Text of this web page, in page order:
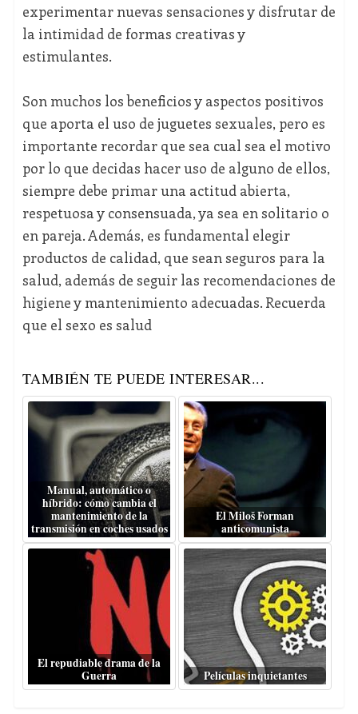
experimentar nuevas sensaciones y disfrutar de
la intimidad de formas creativas y
estimulantes.
Son muchos los beneficios y aspectos positivos
que aporta el uso de juguetes sexuales, pero es
importante recordar que sea cual sea el motivo
por lo que decidas hacer uso de alguno de ellos,
siempre debe primar una actitud abierta,
respetuosa y consensuada, ya sea en solitario o
en pareja. Además, es fundamental elegir
productos de calidad, que sean seguros para la
salud, además de seguir las recomendaciones de
higiene y mantenimiento adecuadas. Recuerda
que el sexo es salud
TAMBIÉN TE PUEDE INTERESAR...
Manual, automático o
híbrido: cómo cambia el
mantenimiento de la
transmisión en coches usados
El Miloš Forman
anticomunista
El repudiable drama de la
Guerra
Películas inquietantes